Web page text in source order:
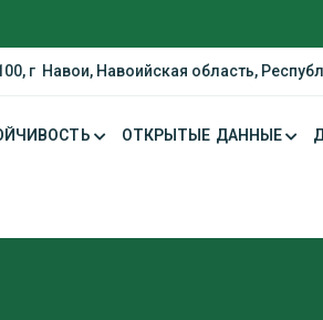
г Навои, Навоийская область,
ОТКРЫТЫЕ ДАННЫЕ